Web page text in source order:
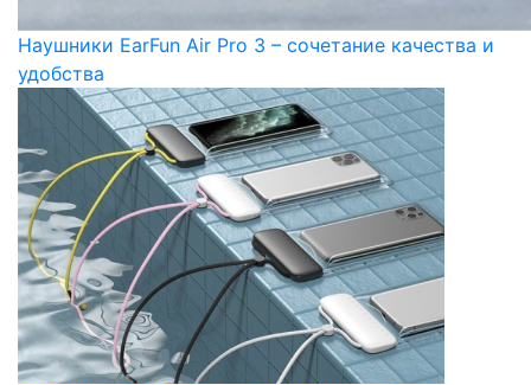
Наушники EarFun Air Pro 3 – сочетание качества и
удобства